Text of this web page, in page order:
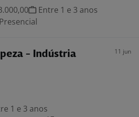
Entre 1 e 3 anos
Presencial
- Indústria
11 jun
1 e 3 anos